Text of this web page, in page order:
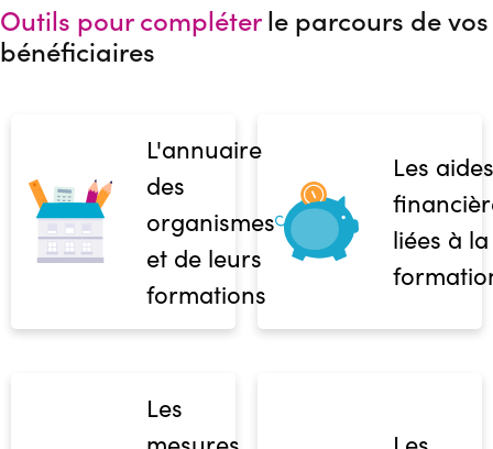
Outils pour compléterle parcours de vos
bénéficiaires
L'annuaire
des
organismes
et de leurs
formations
Les aides
liées à la
Les